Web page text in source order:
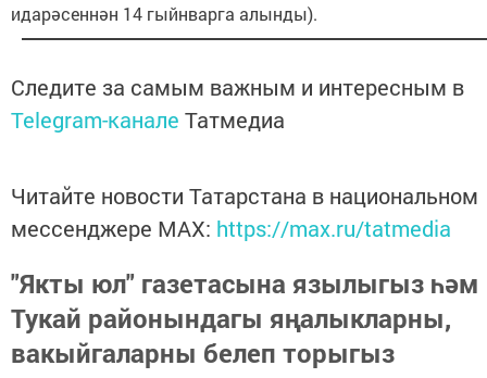
идарәсеннән 14 гыйнварга алынды).
Следите за самым важным и интересным в
Telegram-канале Татмедиа
Читайте новости Татарстана в национальном
мессенджере MАХ: https://max.ru/tatmedia
"Якты юл" газетасына язылыгыз һәм
Тукай районындагы яңалыкларны,
вакыйгаларны белеп торыгыз